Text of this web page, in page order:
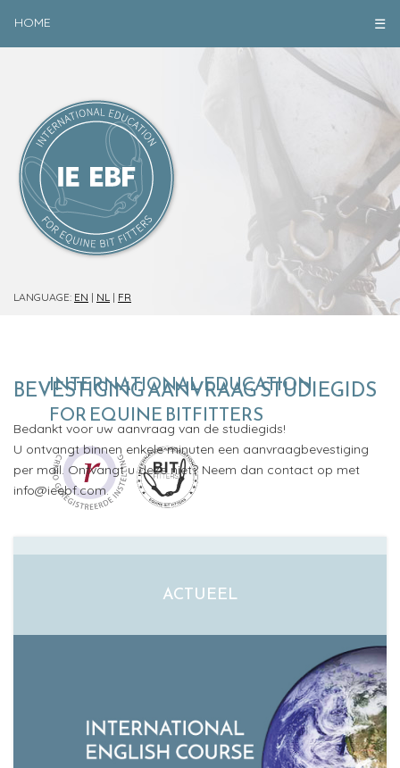
HOME ☰
INTERNATIONAL EDUCATION
FOR EQUINE BITFITTERS
LANGUAGE: EN | NL | FR
BEVESTIGING AANVRAAG STUDIEGIDS
Bedankt voor uw aanvraag van de studiegids!
U ontvangt binnen enkele minuten een aanvraagbevestiging
per mail. Ontvangt u deze niet? Neem dan contact op met
info@ieebf.com.
ACTUEEL